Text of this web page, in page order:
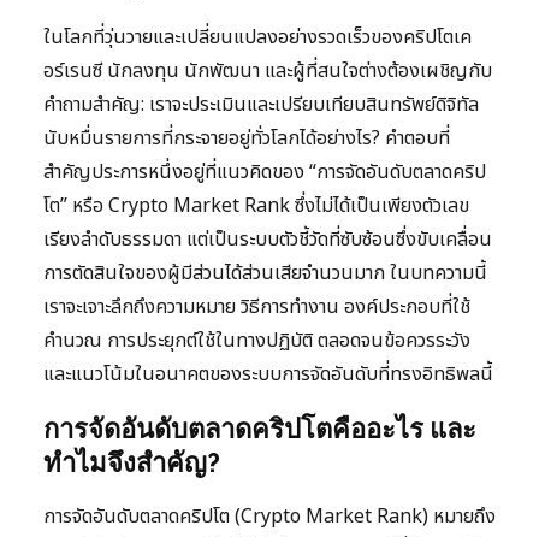
ในโลกที่วุ่นวายและเปลี่ยนแปลงอย่างรวดเร็วของคริปโตเค
อร์เรนซี นักลงทุน นักพัฒนา และผู้ที่สนใจต่างต้องเผชิญกับ
คำถามสำคัญ: เราจะประเมินและเปรียบเทียบสินทรัพย์ดิจิทัล
นับหมื่นรายการที่กระจายอยู่ทั่วโลกได้อย่างไร? คำตอบที่
สำคัญประการหนึ่งอยู่ที่แนวคิดของ “การจัดอันดับตลาดคริป
โต” หรือ Crypto Market Rank ซึ่งไม่ได้เป็นเพียงตัวเลข
เรียงลำดับธรรมดา แต่เป็นระบบตัวชี้วัดที่ซับซ้อนซึ่งขับเคลื่อน
การตัดสินใจของผู้มีส่วนได้ส่วนเสียจำนวนมาก ในบทความนี้
เราจะเจาะลึกถึงความหมาย วิธีการทำงาน องค์ประกอบที่ใช้
คำนวณ การประยุกต์ใช้ในทางปฏิบัติ ตลอดจนข้อควรระวัง
และแนวโน้มในอนาคตของระบบการจัดอันดับที่ทรงอิทธิพลนี้
การจัดอันดับตลาดคริปโตคืออะไร และ
ทำไมจึงสำคัญ?
การจัดอันดับตลาดคริปโต (Crypto Market Rank) หมายถึง